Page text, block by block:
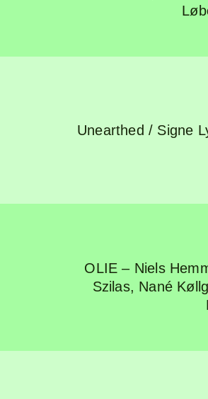
Unearthed / Signe
OLIE – Niels
Szilas, Nané